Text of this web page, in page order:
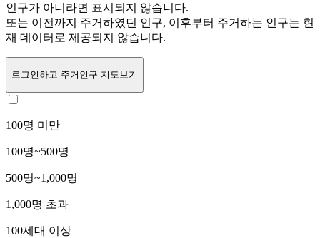
인구가 아니라면 표시되지 않습니다.
또는 이전까지 주거하였던 인구, 이후부터 주거하는 인구는 현
재 데이터로 제공되지 않습니다.
로그인하고 주거인구 지도보기
100명 미만
100명~500명
500명~1,000명
1,000명 초과
100세대 이상